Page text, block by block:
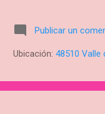
sueltas!
Publicar un
Ubicación: 48510 Valle